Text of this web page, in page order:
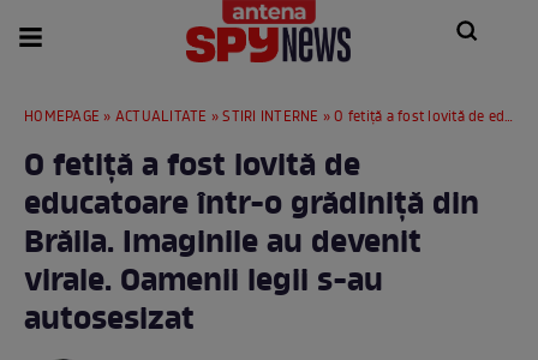
HOMEPAGE » ACTUALITATE »STIRI INTERNE » O fetiță a fost lovită de educatoare într-o grădiniță din Brăila. Imaginile au devenit virale. Oamenii legii s-au autosesizat
O fetiță a fost lovită de
educatoare într-o grădiniță din
Brăila. Imaginile au devenit
virale. Oamenii legii s-au
autosesizat